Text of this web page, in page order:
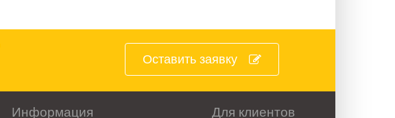
Оставить заявку
Информация Для клиентов